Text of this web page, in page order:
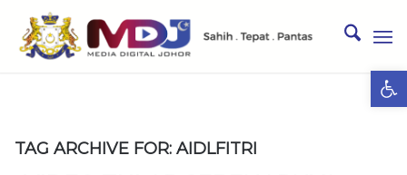
TAG ARCHIVE FOR: AIDLFITRI